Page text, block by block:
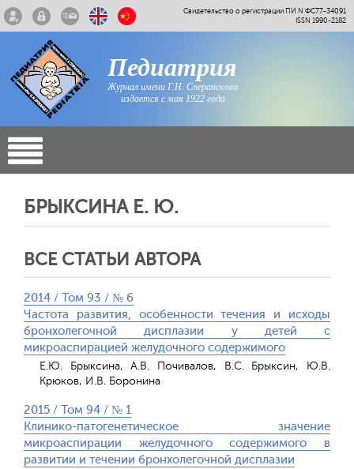
Свидетельство о регистрации ПИ N ФС77-34091
ISSN 1990-2182
Педиатрия
Журнал имени Г.Н. Сперанского
издается с мая 1922 года
БРЫКСИНА Е. Ю.
ВСЕ СТАТЬИ АВТОРА
2014 / Том 93 / № 6
Частота развития, особенности течения и исходы
бронхолегочной дисплазии у детей с
микроаспирацией желудочного содержимого
Е.Ю. Брыксина, А.В. Почивалов, В.С. Брыксин, Ю.В.
Крюков, И.В. Боронина
2015 / Том 94 / № 1
Клинико-патогенетическое значение
микроаспирации желудочного содержимого в
развитии и течении бронхолегочной дисплазии